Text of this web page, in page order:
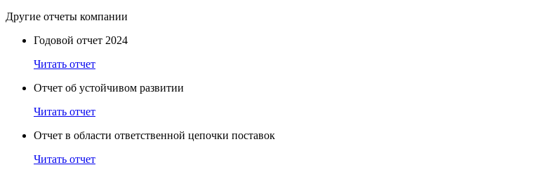
Другие отчеты компании
Годовой отчет 2024
Читать отчет
Отчет об устойчивом развитии
Читать отчет
Отчет в области ответственной цепочки поставок
Читать отчет